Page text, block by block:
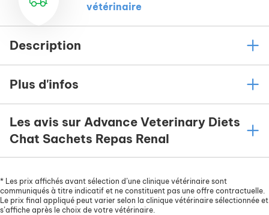
vétérinaire
Description
Plus d'infos
Les avis sur Advance Veterinary Diets
Chat Sachets Repas Renal
* Les prix affichés avant sélection d’une clinique vétérinaire sont
communiqués à titre indicatif et ne constituent pas une offre contractuelle.
Le prix final appliqué peut varier selon la clinique vétérinaire sélectionnée et
s’affiche après le choix de votre vétérinaire.